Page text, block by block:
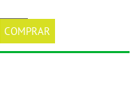
COMPRAR